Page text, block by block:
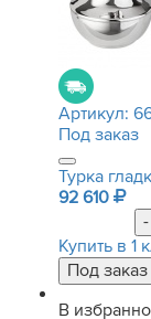
Артикул:
Под заказ
Турка
92 610
-
Купить в 1
В